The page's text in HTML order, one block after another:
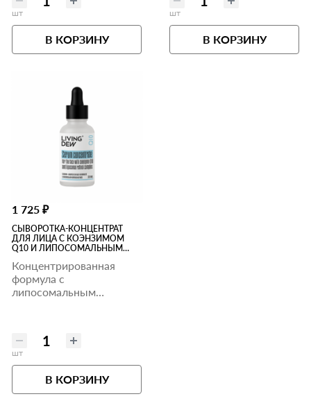
шт
В КОРЗИНУ
шт
В КОРЗИНУ
1 725 ₽
СЫВОРОТКА-КОНЦЕНТРАТ
ДЛЯ ЛИЦА С КОЭНЗИМОМ
Q10 И ЛИПОСОМАЛЬНЫМ
МЛ
Концентрированная
формула с
липосомальным
шт
В КОРЗИНУ